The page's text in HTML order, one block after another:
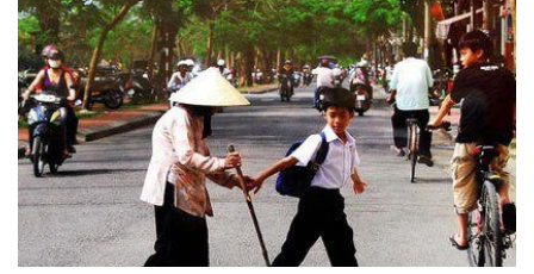
phố năm 2026.